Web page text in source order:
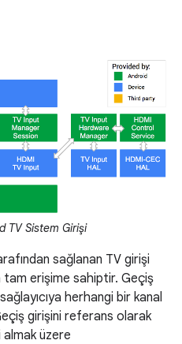
TV Sistem Girişi
sağlanan TV girişi
tam erişime sahiptir. Geçiş
herhangi bir kanal
girişini referans olarak
almak üzere